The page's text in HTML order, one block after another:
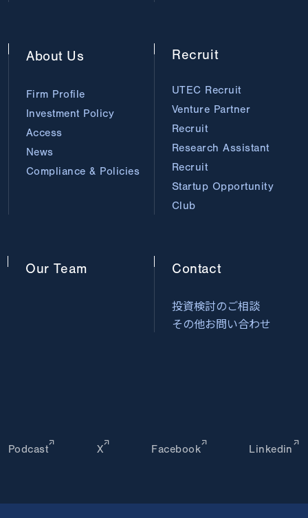
Our Team
About Us
Firm Profile
Investment Policy
Access
News
Compliance & Policies
Recruit
UTEC Recruit
Venture Partner
Recruit
Research Assistant
Recruit
Startup Opportunity
Club
Contact
投資検討のご相談
その他お問い合わせ
Podcast X Facebook Linkedin